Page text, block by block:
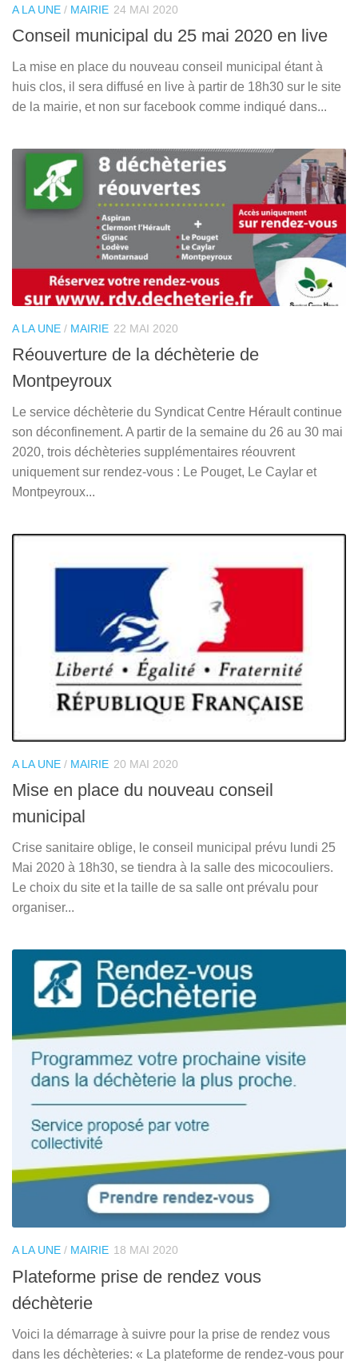
A LA UNE / MAIRIE 24 MAI 2020
Conseil municipal du 25 mai 2020 en live
La mise en place du nouveau conseil municipal étant à
huis clos, il sera diffusé en live à partir de 18h30 sur le site
de la mairie, et non sur facebook comme indiqué dans...
A LA UNE / MAIRIE 22 MAI 2020
Réouverture de la déchèterie de
Montpeyroux
Le service déchèterie du Syndicat Centre Hérault continue
son déconfinement. A partir de la semaine du 26 au 30 mai
2020, trois déchèteries supplémentaires réouvrent
uniquement sur rendez-vous : Le Pouget, Le Caylar et
Montpeyroux...
A LA UNE / MAIRIE 20 MAI 2020
Mise en place du nouveau conseil
municipal
Crise sanitaire oblige, le conseil municipal prévu lundi 25
Mai 2020 à 18h30, se tiendra à la salle des micocouliers.
Le choix du site et la taille de sa salle ont prévalu pour
organiser...
A LA UNE / MAIRIE 18 MAI 2020
Plateforme prise de rendez vous
déchèterie
Voici la démarrage à suivre pour la prise de rendez vous
dans les déchèteries: « La plateforme de rendez-vous pour